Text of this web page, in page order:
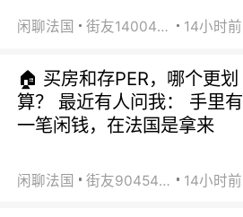
闲聊法国 街友14004820 14小时前
🏠 买房和存PER，哪个更划
算？ 最近有人问我： 手里有
一笔闲钱，在法国是拿来
闲聊法国 街友90454511 14小时前